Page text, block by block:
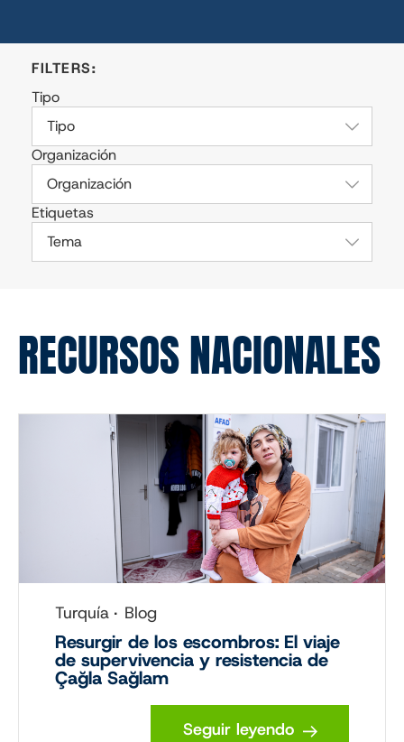
Tipo
Tipo
Organización
Organización
Etiquetas
Tema
RECURSOS NACIONALES
Turquía Blog
Resurgir de los escombros: El viaje
de supervivencia y resistencia de
Çağla Sağlam
Seguir leyendo